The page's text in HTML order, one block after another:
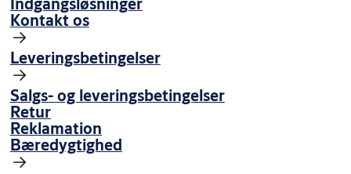
Kontakt os
Leveringsbetingelser
Salgs- og leveringsbetingelser
Retur
Reklamation
Bæredygtighed